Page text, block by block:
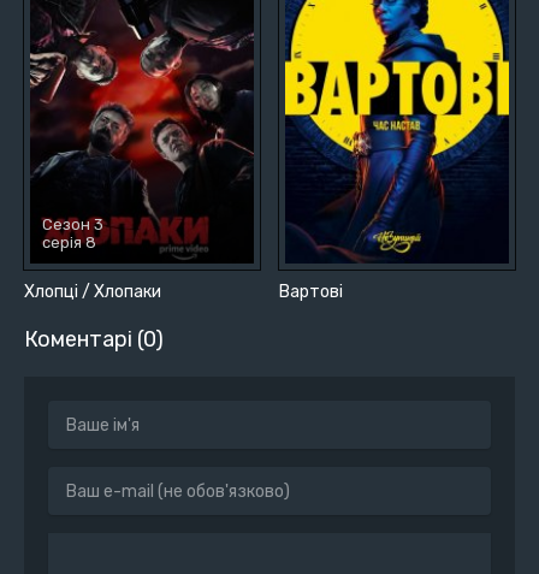
Хлопці / Хлопаки
Сезон 3
серія 8
Вартові
Коментарі (0)